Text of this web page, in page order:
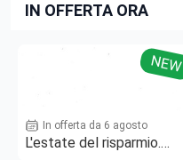
IN OFFERTA ORA
NEW
In offerta da 6 agosto
L'estate del risparmio.